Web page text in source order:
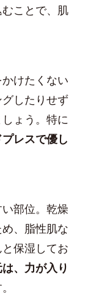
ことで、肌
けたくない
したりせず
ょう。特に
レスで優し
部位。乾燥
、脂性肌な
保湿してお
は、力が入り